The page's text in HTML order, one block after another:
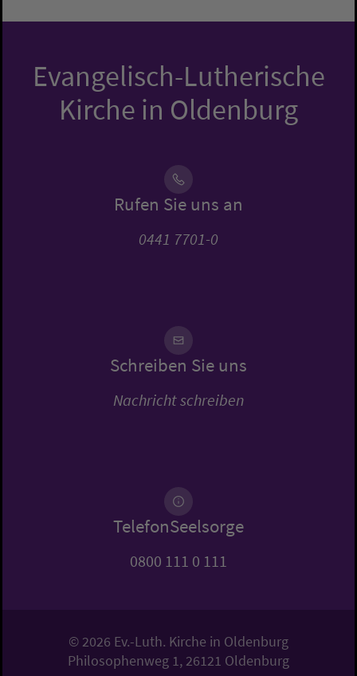
Evangelisch-Lutherische
Kirche in Oldenburg
Rufen Sie uns an
0441 7701-0
Schreiben Sie uns
Nachricht schreiben
TelefonSeelsorge
0800 111 0 111
© 2026 Ev.-Luth. Kirche in Oldenburg
Philosophenweg 1, 26121 Oldenburg